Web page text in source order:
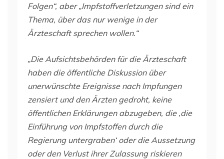
Folgen“, aber „Impfstoffverletzungen sind ein
Thema, über das nur wenige in der
Ärzteschaft sprechen wollen.“
„Die Aufsichtsbehörden für die Ärzteschaft
haben die öffentliche Diskussion über
unerwünschte Ereignisse nach Impfungen
zensiert und den Ärzten gedroht, keine
öffentlichen Erklärungen abzugeben, die ‚die
Einführung von Impfstoffen durch die
Regierung untergraben‘ oder die Aussetzung
oder den Verlust ihrer Zulassung riskieren